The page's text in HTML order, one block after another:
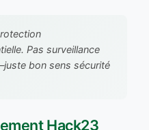
Pas surveillance
bon sens sécurité
Hack23